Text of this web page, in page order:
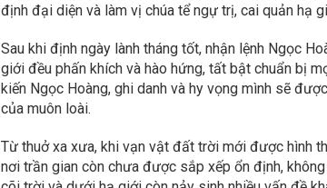
định đại diện và làm vị chúa tể ngự trị, cai quản hạ
Sau khi định ngày lành tháng tốt, nhận lệnh Ngọc
giới đều phấn khích và hào hứng, tất bật chuẩn bị
kiến Ngọc Hoàng, ghi danh và hy vọng mình sẽ
của muôn loài.
Từ thuở xa xưa, khi vạn vật đất trời mới được hình
nơi trần gian còn chưa được sắp xếp ổn định,